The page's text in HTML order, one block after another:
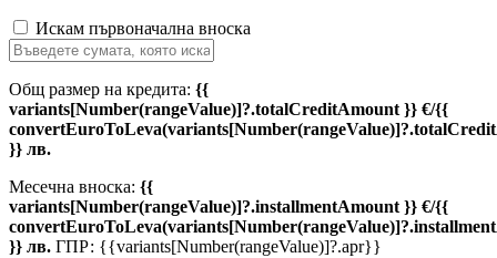
Искам първоначална вноска
Общ размер на кредита: {{
variants[Number(rangeValue)]?.totalCreditAmount }} €/{{
}} лв.
Месечна вноска: {{
variants[Number(rangeValue)]?.installmentAmount }} €/{{
}} лв. ГПР: {{variants[Number(rangeValue)]?.apr}}